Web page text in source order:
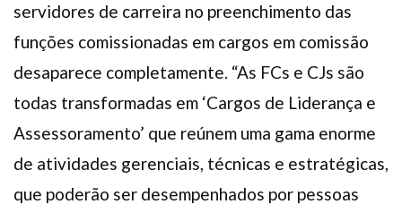
servidores de carreira no preenchimento das
funções comissionadas em cargos em comissão
desaparece completamente. “As FCs e CJs são
todas transformadas em ‘Cargos de Liderança e
Assessoramento’ que reúnem uma gama enorme
de atividades gerenciais, técnicas e estratégicas,
que poderão ser desempenhados por pessoas